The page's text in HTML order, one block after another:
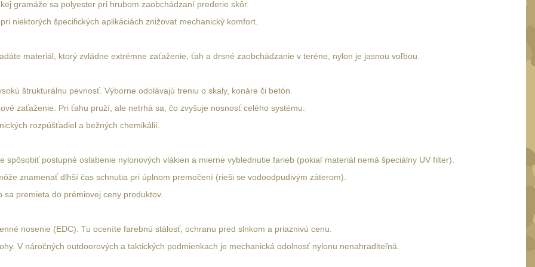
gramáže sa polyester pri hrubom zaobchádzaní prederie skôr.
niektorých špecifických aplikáciách znižovať mechanický komfort.
materiál, ktorý zvládne extrémne zaťaženie, ťah a drsné zaobchádzanie v teréne, nylon je jasnou voľbou.
štrukturálnu pevnosť. Výborne odolávajú treniu o skaly, konáre či betón.
zaťaženie. Pri ťahu pruží, ale netrhá sa, čo zvyšuje nosnosť celého systému.
rozpúšťadiel a bežných chemikálií.
postupné oslabenie nylonových vlákien a mierne vyblednutie farieb (pokiaľ materiál nemá špeciálny UV filter).
znamenať dlhší čas schnutia pri úplnom premočení (rieši se vodoodpudivým záterom).
premieta do prémiovej ceny produktov.
nosenie (EDC). Tu oceníte farebnú stálosť, ochranu pred slnkom a priaznivú cenu.
V náročných outdoorových a taktických podmienkach je mechanická odolnosť nylonu nenahraditeľná.